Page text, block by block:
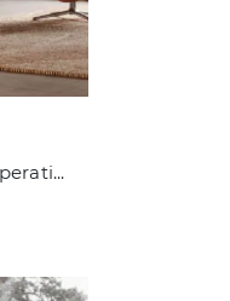
Se desideri completare un living operativo e pratico dalle linee moderne, ti presentiamo la parete attrezzata Living LV723 Giessegi.